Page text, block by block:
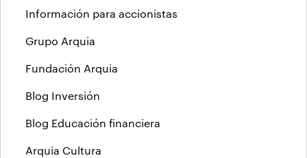
Información para accionistas
Grupo Arquia
Fundación Arquia
Blog Inversión
Blog Educación financiera
Arquia Cultura